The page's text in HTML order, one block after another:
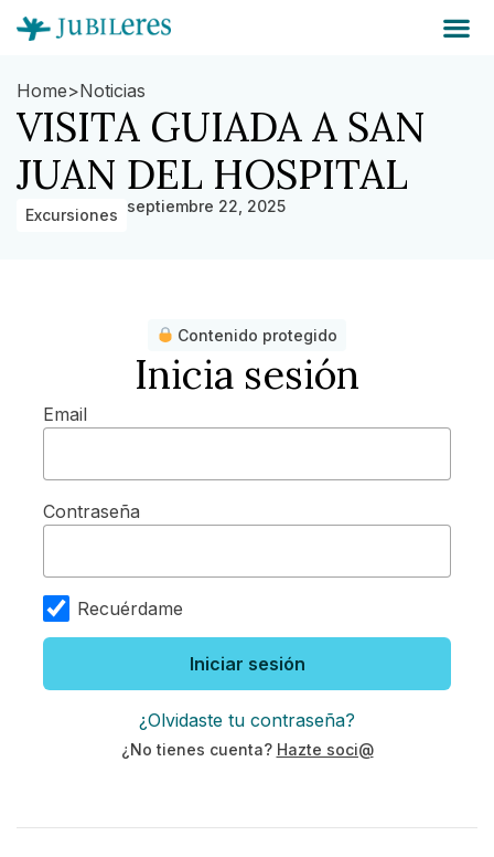
Home>Noticias
VISITA GUIADA A SAN
JUAN DEL HOSPITAL
Excursiones septiembre 22, 2025
Contenido protegido
Inicia sesión
Email
Contraseña
Recuérdame
Iniciar sesión
¿Olvidaste tu contraseña?
¿No tienes cuenta? Hazte soci@